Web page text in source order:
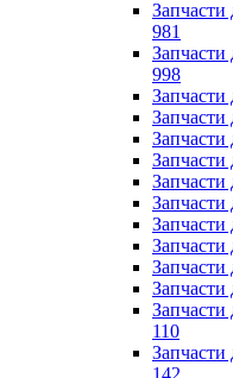
981
998
110
142